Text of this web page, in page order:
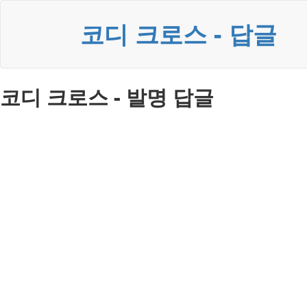
코디 크로스 - 답글
코디 크로스 - 발명 답글